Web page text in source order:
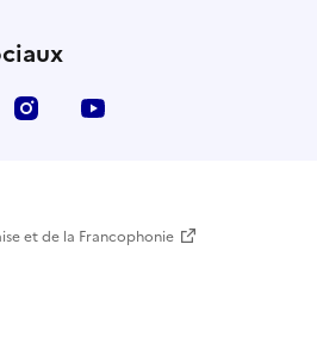
Instagram
et de la Francophonie